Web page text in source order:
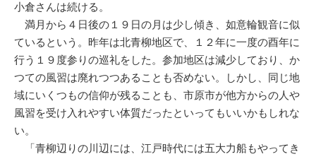
小倉さんは続ける。
満月から４日後の１９日の月は少し傾き、如意輪観音に似
ているという。昨年は北青柳地区で、１２年に一度の酉年に
行う１９度参りの巡礼をした。参加地区は減少しており、か
つての風習は廃れつつあることも否めない。しかし、同じ地
域にいくつもの信仰が残ることも、市原市が他方からの人や
風習を受け入れやすい体質だったといってもいいかもしれな
い。
「青柳辺りの川辺には、江戸時代には五大力船もやってき